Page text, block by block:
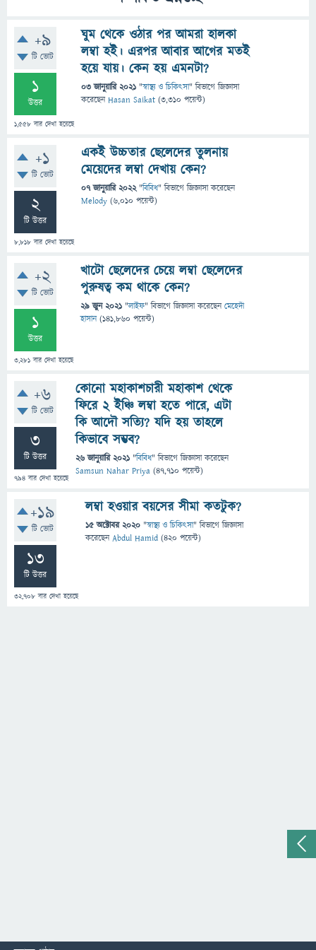
+9
টি ভোট
1
উত্তর
1,558 বার দেখা হয়েছে
ঘুম থেকে ওঠার পর আমরা হালকা
লম্বা হই। এরপর আবার আগের মতই
হয়ে যায়। কেন হয় এমনটা?
03 জানুয়ারি 2021 "স্বাস্থ্য ও চিকিৎসা" বিভাগে জিজ্ঞাসা
করেছেনHasan Saikat (3,310 পয়েন্ট)
+1
টি ভোট
2
টি উত্তর
8,818 বার দেখা হয়েছে
একই উচ্চতার ছেলেদের তুলনায়
মেয়েদের লম্বা দেখায় কেন?
07 জানুয়ারি 2022 "বিবিধ" বিভাগে জিজ্ঞাসাকরেছেন
Melody (6,010 পয়েন্ট)
+2
টি ভোট
1
উত্তর
3,281 বার দেখা হয়েছে
খাটো ছেলেদের চেয়ে লম্বা ছেলেদের
পুরুষত্ব কম থাকে কেন?
29 জুন 2021 "লাইফ" বিভাগে জিজ্ঞাসাকরেছেনমেহেদী
হাসান (141,860 পয়েন্ট)
+6
টি ভোট
3
টি উত্তর
794 বার দেখা হয়েছে
কোনো মহাকাশচারী মহাকাশ থেকে
ফিরে ২ ইঞ্চি লম্বা হতে পারে, এটা
কি আদৌ সত্যি? যদি হয় তাহলে
কিভাবে সম্ভব?
26 জানুয়ারি 2021 "বিবিধ" বিভাগে জিজ্ঞাসাকরেছেন
Samsun Nahar Priya (47,710 পয়েন্ট)
+19
টি ভোট
13
টি উত্তর
32,708 বার দেখা হয়েছে
লম্বা হওয়ার বয়সের সীমা কতটুক?
15 অক্টোবর 2020 "স্বাস্থ্য ও চিকিৎসা" বিভাগে জিজ্ঞাসা
করেছেনAbdul Hamid (420 পয়েন্ট)